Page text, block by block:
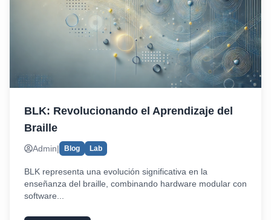
BLK: Revolucionando el Aprendizaje del
Braille
Admin| Blog Lab
BLK representa una evolución significativa en la
enseñanza del braille, combinando hardware modular con
software...